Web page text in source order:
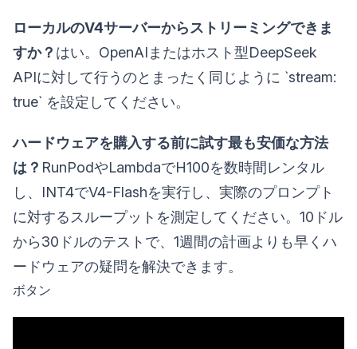
ローカルのV4サーバーからストリーミングできま
すか？ はい。OpenAIまたはホスト型DeepSeek
APIに対して行うのとまったく同じように `stream:
true` を設定してください。
ハードウェアを購入する前に試す最も安価な方法
は？ RunPodやLambdaでH100を数時間レンタル
し、INT4でV4-Flashを実行し、実際のプロンプト
に対するスループットを測定してください。10ドル
から30ドルのテストで、1週間の計画よりも早くハ
ードウェアの疑問を解決できます。
ボタン